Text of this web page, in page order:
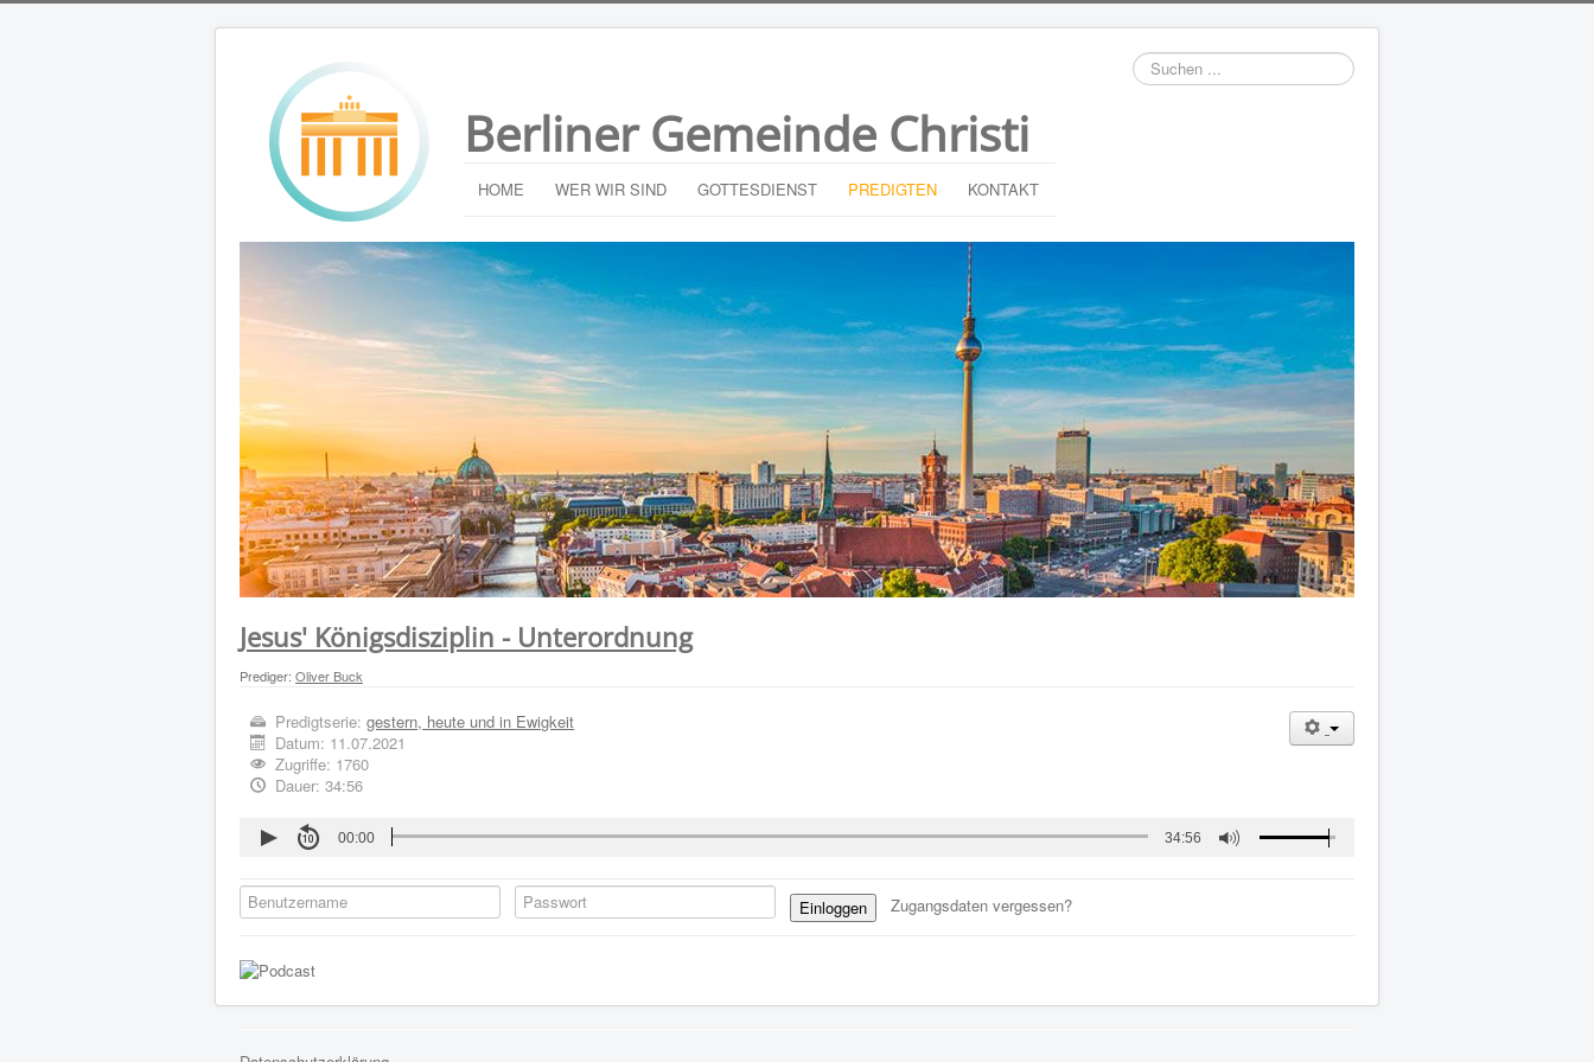
Berliner Gemeinde Christi
Suchen
...
HOME WER WIR SIND GOTTESDIENST PREDIGTEN KONTAKT
Jesus' Königsdisziplin - Unterordnung
Prediger: Oliver Buck
Predigtserie:gestern, heute und in Ewigkeit
Datum: 11.07.2021
Zugriffe: 1760
Dauer: 34:56
00:00 34:56
Einloggen Zugangsdaten vergessen?